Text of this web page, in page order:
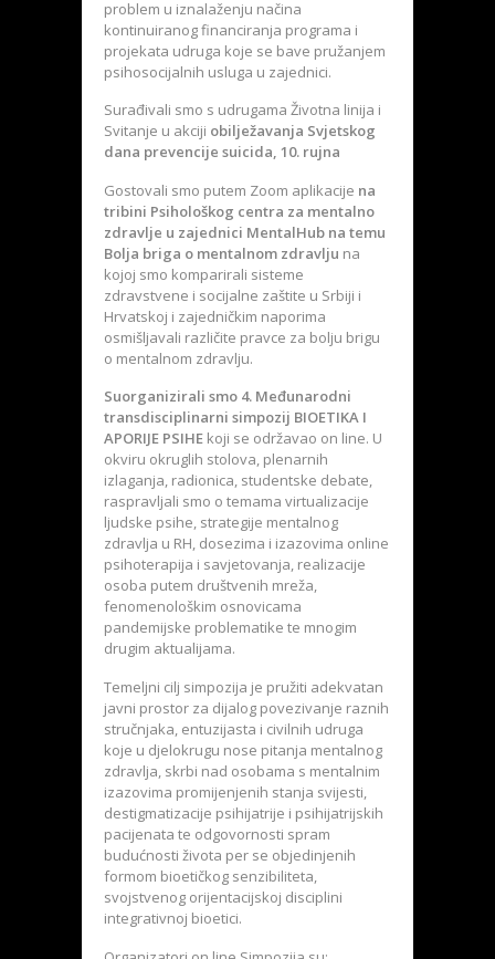
problem u iznalaženju načina
kontinuiranog financiranja programa i
projekata udruga koje se bave pružanjem
psihosocijalnih usluga u zajednici.
Surađivali smo s udrugama Životna linija i
Svitanje u akciji obilježavanja Svjetskog
dana prevencije suicida, 10. rujna
Gostovali smo putem Zoom aplikacije na
tribini Psihološkog centra za mentalno
zdravlje u zajednici MentalHub na temu
Bolja briga o mentalnom zdravlju na
kojoj smo komparirali sisteme
zdravstvene i socijalne zaštite u Srbiji i
Hrvatskoj i zajedničkim naporima
osmišljavali različite pravce za bolju brigu
o mentalnom zdravlju.
Suorganizirali smo 4. Međunarodni
transdisciplinarni simpozij BIOETIKA I
APORIJE PSIHE koji se održavao on line. U
okviru okruglih stolova, plenarnih
izlaganja, radionica, studentske debate,
raspravljali smo o temama virtualizacije
ljudske psihe, strategije mentalnog
zdravlja u RH, dosezima i izazovima online
psihoterapija i savjetovanja, realizacije
osoba putem društvenih mreža,
fenomenološkim osnovicama
pandemijske problematike te mnogim
drugim aktualijama.
Temeljni cilj simpozija je pružiti adekvatan
javni prostor za dijalog povezivanje raznih
stručnjaka, entuzijasta i civilnih udruga
koje u djelokrugu nose pitanja mentalnog
zdravlja, skrbi nad osobama s mentalnim
izazovima promijenjenih stanja svijesti,
destigmatizacije psihijatrije i psihijatrijskih
pacijenata te odgovornosti spram
budućnosti života per se objedinjenih
formom bioetičkog senzibiliteta,
svojstvenog orijentacijskoj disciplini
integrativnoj bioetici.